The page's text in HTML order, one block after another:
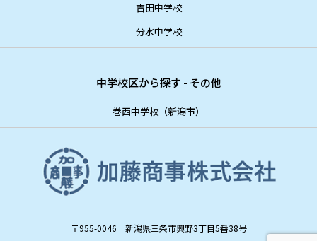
吉田中学校
分水中学校
中学校区から探す - その他
巻西中学校（新潟市）
〒955-0046 新潟県三条市興野3丁目5番38号